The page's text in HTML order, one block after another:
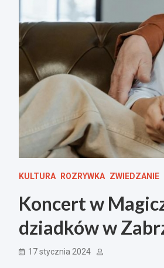
KULTURA ROZRYWKA ZWIEDZANIE
Koncert w
dziadków w
17 stycznia 2024